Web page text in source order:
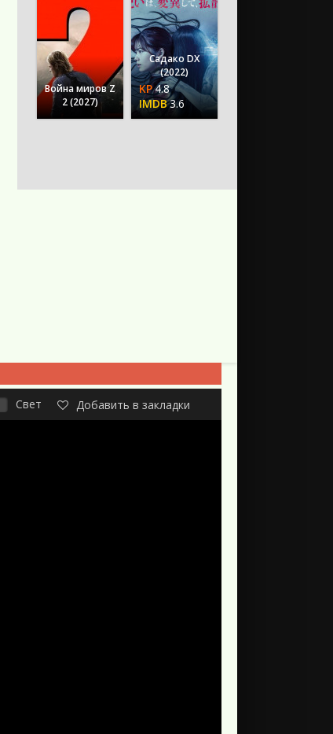
Война миров Z
2 (2027)
Садако DX
(2022)
4.8
3.6
Свет Добавить в закладки